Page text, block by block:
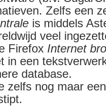
Zelfs een
is middels
veel
Firefox Internet
in een
database.
zelfs nog maar